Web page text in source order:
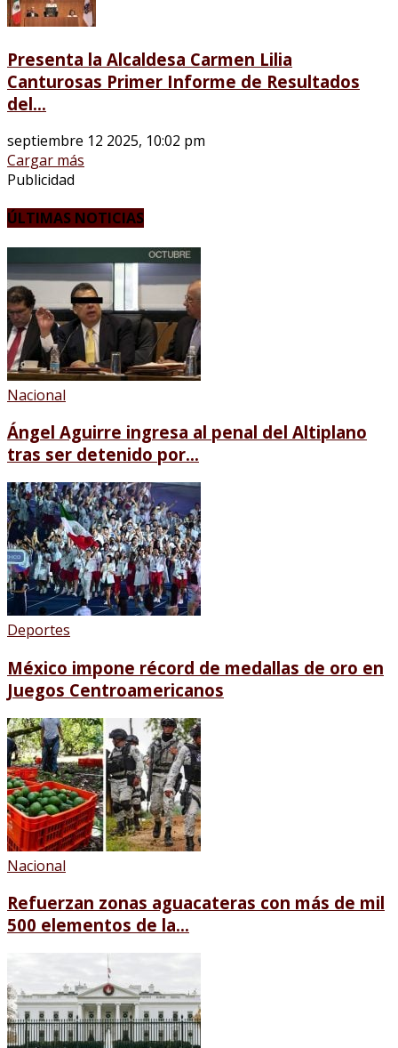
Presenta la Alcaldesa Carmen Lilia
Canturosas Primer Informe de Resultados
del...
septiembre 12 2025, 10:02 pm
Cargar más
Publicidad
ÚLTIMAS NOTICIAS
Nacional
Ángel Aguirre ingresa al penal del Altiplano
tras ser detenido por...
Deportes
México impone récord de medallas de oro en
Juegos Centroamericanos
Nacional
Refuerzan zonas aguacateras con más de mil
500 elementos de la...